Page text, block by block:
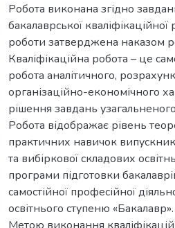
Робота виконана згідно
бакалаврської
роботи затверджена наказом
Кваліфікаційна робота – це
робота аналітичного,
організаційно-економічного
рішення завдань
Робота відображає рівень
практичних навичок
та вибіркової складових
програми підготовки
самостійної професійної
освітнього ступеню «Бакалавр».